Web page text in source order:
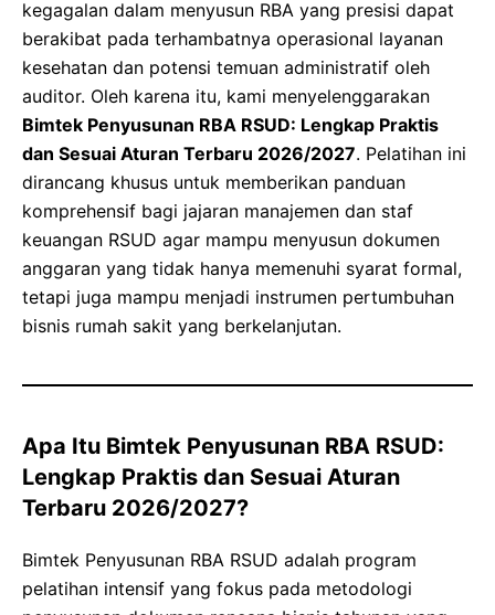
kegagalan dalam menyusun RBA yang presisi dapat
berakibat pada terhambatnya operasional layanan
kesehatan dan potensi temuan administratif oleh
auditor. Oleh karena itu, kami menyelenggarakan
Bimtek Penyusunan RBA RSUD: Lengkap Praktis
dan Sesuai Aturan Terbaru 2026/2027. Pelatihan ini
dirancang khusus untuk memberikan panduan
komprehensif bagi jajaran manajemen dan staf
keuangan RSUD agar mampu menyusun dokumen
anggaran yang tidak hanya memenuhi syarat formal,
tetapi juga mampu menjadi instrumen pertumbuhan
bisnis rumah sakit yang berkelanjutan.
Apa Itu Bimtek Penyusunan RBA RSUD:
Lengkap Praktis dan Sesuai Aturan
Terbaru 2026/2027?
Bimtek Penyusunan RBA RSUD adalah program
pelatihan intensif yang fokus pada metodologi